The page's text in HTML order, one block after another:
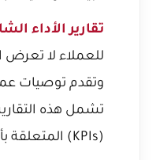
تقارير الأداء
للعملاء لا
وتقدم توصيات
تشمل هذه
(KPIs) المتعلقة بأهداف العميل.